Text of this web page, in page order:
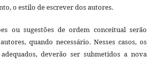
o estilo de escrever dos autores.
ou sugestões de ordem conceitual serão
quando necessário. Nesses casos, os
deverão ser submetidos a nova